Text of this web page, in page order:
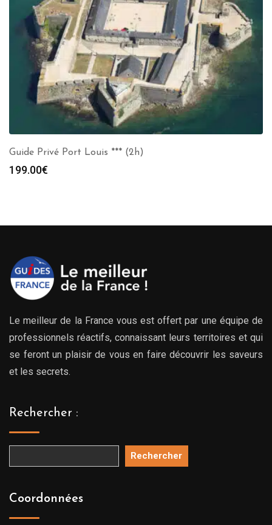
Guide Privé Port Louis *** (2h)
199.00€
Le meilleur de la France vous est offert par une équipe de
professionnels réactifs, connaissant leurs territoires et qui
se feront un plaisir de vous en faire découvrir les saveurs
et les secrets.
Rechercher :
Rechercher
Coordonnées